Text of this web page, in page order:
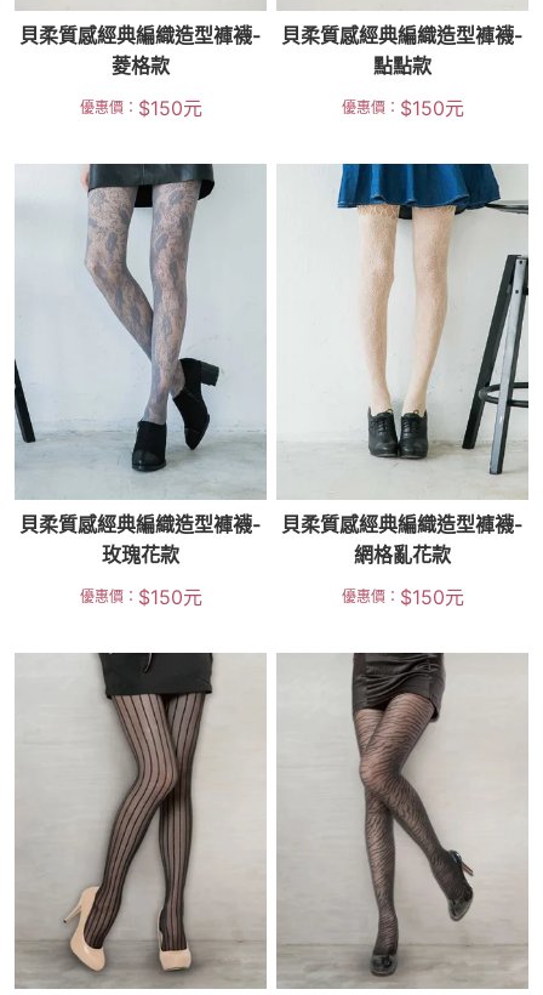
貝柔質感經典編織造型褲襪-
菱格款
優惠價： $150元
貝柔質感經典編織造型褲襪-
點點款
優惠價： $150元
貝柔質感經典編織造型褲襪-
玫瑰花款
優惠價： $150元
貝柔質感經典編織造型褲襪-
網格亂花款
優惠價： $150元